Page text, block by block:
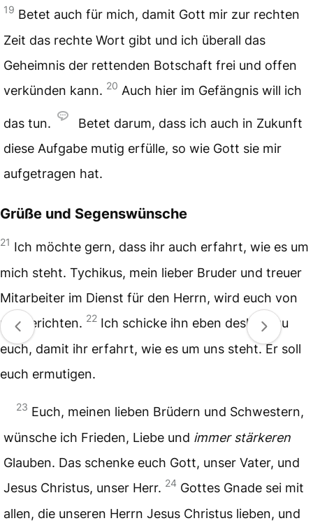
19 Betet auch für mich, damit Gott mir zur rechten
Zeit das rechte Wort gibt und ich überall das
Geheimnis der rettenden Botschaft frei und offen
verkünden kann. 20 Auch hier im Gefängnis will ich
das tun.
Betet darum, dass ich auch in Zukunft
diese Aufgabe mutig erfülle, so wie Gott sie mir
aufgetragen hat.
Grüße und Segenswünsche
21 Ich möchte gern, dass ihr auch erfahrt, wie es um
mich steht. Tychikus, mein lieber Bruder und treuer
Mitarbeiter im Dienst für den Herrn, wird euch von
mir berichten. 22 Ich schicke ihn eben deshalb zu
euch, damit ihr erfahrt, wie es um uns steht. Er soll
euch ermutigen.
23 Euch, meinen lieben Brüdern und Schwestern,
wünsche ich Frieden, Liebe und immer stärkeren
Glauben. Das schenke euch Gott, unser Vater, und
Jesus Christus, unser Herr. 24 Gottes Gnade sei mit
allen, die unseren Herrn Jesus Christus lieben, und